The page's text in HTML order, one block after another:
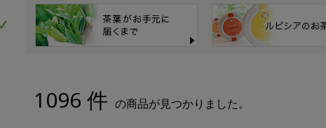
1096 件 の商品が見つかりました。